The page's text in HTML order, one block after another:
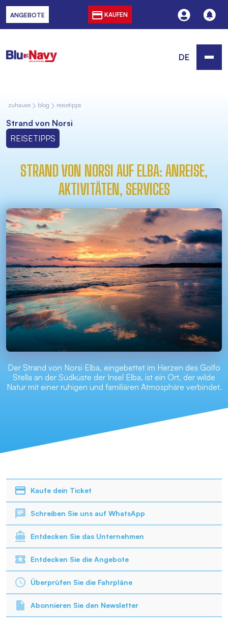
ANGEBOTE KAUFEN
DE
zuhause blog reisetipps
Strand von Norsi
REISETIPPS
STRAND VON NORSI AUF ELBA: ANREISE,
AKTIVITÄTEN, SERVICES
Der Strand von Norsi Elba, eingebettet im Herzen des Golfo
Stella an der Südküste der Insel Elba, ist ein Ort, der wilde
Natur mit einer ruhigen und familiären Atmosphäre verbindet.
Kaufe dein Ticket
Schreiben Sie uns auf WhatsApp
Entdecken Sie das Unternehmen
Entdecken Sie die Angebote
Überprüfen Sie die Fahrpläne
Abonnieren Sie den Newsletter